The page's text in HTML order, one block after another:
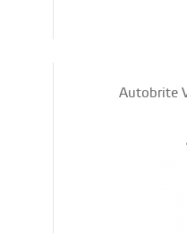
Autobrite